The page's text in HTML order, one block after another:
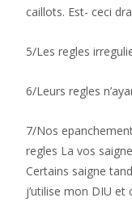
caillots. Est- ceci
5/Les regles
6/Leurs regles
7/Nos
regles La vos
Certains saigne
j’utilise mon DIU et